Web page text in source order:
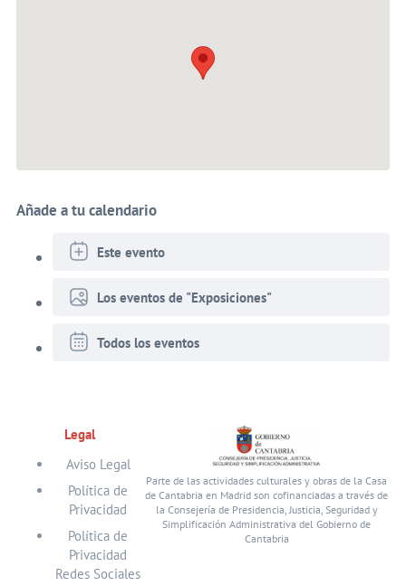
Añade a tu calendario
Este evento
Los eventos de "Exposiciones"
Todos los eventos
Legal
Aviso Legal
Política de
Privacidad
Política de
Privacidad
Redes Sociales
Parte de las actividades culturales y obras de la Casa
de Cantabria en Madrid son cofinanciadas a través de
la Consejería de Presidencia, Justicia, Seguridad y
Simplificación Administrativa del Gobierno de
Cantabria